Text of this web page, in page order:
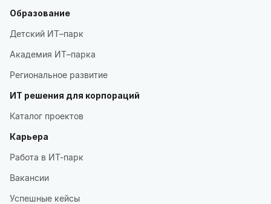
Образование
Детский ИТ–парк
Академия ИТ–парка
Региональное развитие
ИТ решения для корпораций
Каталог проектов
Карьера
Работа в ИТ-парк
Вакансии
Успешные кейсы